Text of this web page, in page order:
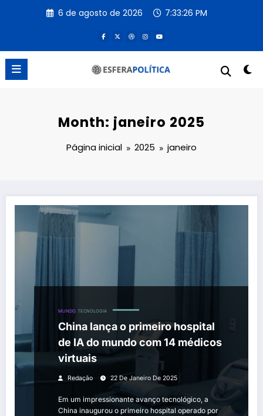
6 de agosto de 2026 7:33:27 PM
Month: janeiro 2025
Página inicial 2025 janeiro
MUNDO TECNOLOGIA
China lança o primeiro hospital
de IA do mundo com 14 médicos
virtuais
Redação 22 De Janeiro De 2025
Em um impressionante avanço tecnológico, a
China inaugurou o primeiro hospital operado por